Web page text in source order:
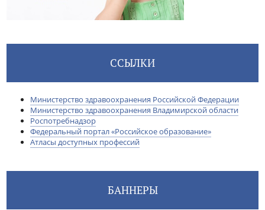
ССЫЛКИ
Министерство здравоохранения Российской Федерации
Министерство здравоохранения Владимирской области
Роспотребнадзор
Федеральный портал «Российское образование»
Атласы доступных профессий
БАННЕРЫ